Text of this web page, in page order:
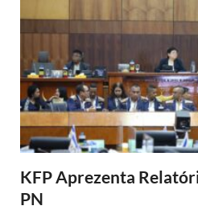
KFP Aprezenta
PN